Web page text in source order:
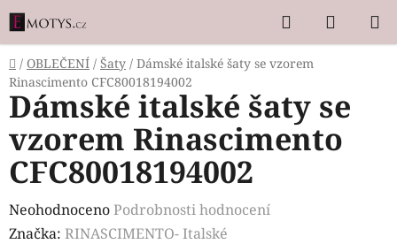
Přejít
na
obsah
Hledat
KOŠÍK
Domů
/ OBLEČENÍ / Šaty / Dámské italské šaty se vzorem
Rinascimento CFC80018194002
Dámské italské šaty se
vzorem Rinascimento
CFC80018194002
Průměrné
hodnocení
NeohodnocenoPodrobnosti hodnocení
Značka: RINASCIMENTO- Italské